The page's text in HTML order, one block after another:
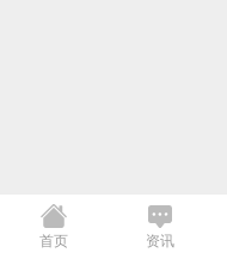
首页 资讯